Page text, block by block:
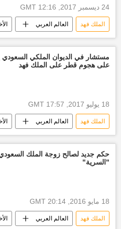
لقب خادم الحرمين الشريفين24 ديسمبر 2017, 12:16 GMT
الملك فهد العالم العربي
هيئة الرياضة السعودية استاد
الهلال والاتحاد ترتيب الدوري
مباراة الاتفاق والفيصلي
مستشار في الديوان الملكي السعودي
على هجوم قطر على الملك فهد
18 يوليو 2017, 17:57 GMT
الملك فهد العالم العربي
أخبار قطر اليوم سعود
الديوان الملكي السعودي أزمة
التصعيد ضد قطر
أخبار الكويت اليوم
حكم جديد لصالح زوجة الملك
"السرية"
18 مايو 2016, 20:14 GMT
الملك فهد العالم العربي